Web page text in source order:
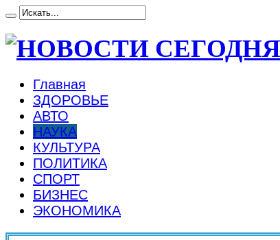
Главная
ЗДОРОВЬЕ
АВТО
НАУКА
КУЛЬТУРА
ПОЛИТИКА
СПОРТ
БИЗНЕС
ЭКОНОМИКА